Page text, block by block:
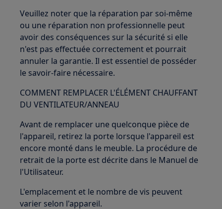
Veuillez noter que la réparation par soi-même
ou une réparation non professionnelle peut
avoir des conséquences sur la sécurité si elle
n'est pas effectuée correctement et pourrait
annuler la garantie. Il est essentiel de posséder
le savoir-faire nécessaire.
COMMENT REMPLACER L'ÉLÉMENT CHAUFFANT
DU VENTILATEUR/ANNEAU
Avant de remplacer une quelconque pièce de
l'appareil, retirez la porte lorsque l'appareil est
encore monté dans le meuble. La procédure de
retrait de la porte est décrite dans le Manuel de
l'Utilisateur.
L'emplacement et le nombre de vis peuvent
varier selon l'appareil.